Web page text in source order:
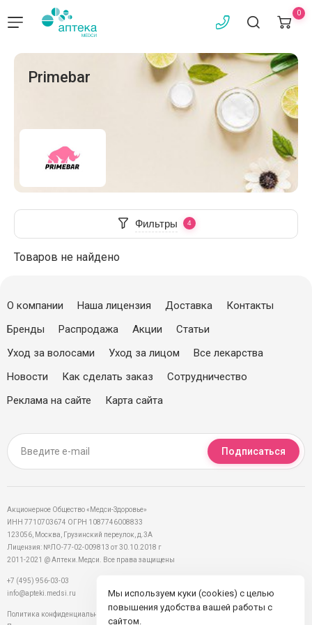
0
Primebar
Фильтры
Товаров не найдено
О компании Наша лицензия Доставка
Контакты
Бренды
Распродажа Акции
Статьи
Уход за волосами
Уход за лицом
Все лекарства
Новости
Как сделать заказ
Сотрудничество
Реклама на сайте
Карта сайта
Подписаться
Акционерное Общество «Медси-Здоровье»
ИНН 7710703674 ОГРН 1087746008833
123056, Москва, Грузинский переулок, д.3А
Лицензия: №ЛО-77-02-009813 от 30.10.2018 г
2011-2021 @ Аптеки.Медси. Все права защищены
+7 (495) 956-03-03
info@apteki.medsi.ru
Политика конфиденциальности
Мы используем куки (cookies) с целью
повышения удобства вашей работы с
сайтом.